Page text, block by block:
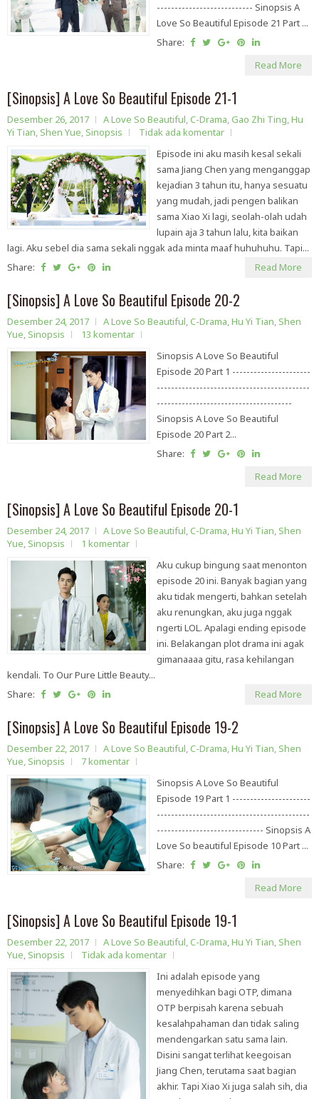
--------------------------- Sinopsis A
Love So Beautiful Episode 21 Part ...
Share:
Read More
[Sinopsis] A Love So Beautiful Episode 21-1
Desember 26, 2017 A Love So Beautiful,C-Drama,Gao Zhi Ting,Hu
Yi Tian, Shen Yue, Sinopsis
Tidak ada komentar
Episode ini aku masih kesal sekali
sama Jiang Chen yang menganggap
kejadian 3 tahun itu, hanya sesuatu
yang mudah, jadi pengen balikan
sama Xiao Xi lagi, seolah-olah udah
lupain aja 3 tahun lalu, kita baikan
lagi. Aku sebel dia sama sekali nggak ada minta maaf huhuhuhu. Tapi...
Share:
Read More
[Sinopsis] A Love So Beautiful Episode 20-2
Desember 24, 2017 A Love So Beautiful,C-Drama,Hu Yi Tian, Shen
Yue, Sinopsis
13 komentar
Sinopsis A Love So Beautiful
Episode 20 Part 1 ----------------------
-------------------------------------------
--------------------------------------
Sinopsis A Love So Beautiful
Episode 20 Part 2...
Share:
Read More
[Sinopsis] A Love So Beautiful Episode 20-1
Desember 24, 2017 A Love So Beautiful,C-Drama,Hu Yi Tian, Shen
Yue, Sinopsis
1 komentar
Aku cukup bingung saat menonton
episode 20 ini. Banyak bagian yang
aku tidak mengerti, bahkan setelah
aku renungkan, aku juga nggak
ngerti LOL. Apalagi ending episode
ini. Belakangan plot drama ini agak
gimanaaaa gitu, rasa kehilangan
kendali. To Our Pure Little Beauty...
Share:
Read More
[Sinopsis] A Love So Beautiful Episode 19-2
Desember 22, 2017 A Love So Beautiful,C-Drama,Hu Yi Tian, Shen
Yue, Sinopsis
7 komentar
Sinopsis A Love So Beautiful
Episode 19 Part 1 ----------------------
-------------------------------------------
------------------------------ Sinopsis A
Love So beautiful Episode 10 Part ...
Share:
Read More
[Sinopsis] A Love So Beautiful Episode 19-1
Desember 22, 2017 A Love So Beautiful,C-Drama,Hu Yi Tian, Shen
Yue, Sinopsis
Tidak ada komentar
Ini adalah episode yang
menyedihkan bagi OTP, dimana
OTP berpisah karena sebuah
kesalahpahaman dan tidak saling
mendengarkan satu sama lain.
Disini sangat terlihat keegoisan
Jiang Chen, terutama saat bagian
akhir. Tapi Xiao Xi juga salah sih, dia